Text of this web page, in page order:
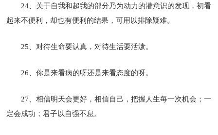
24、关于自我和超我的部分乃为动力的潜意识的发现，初看
起来不便利，却也有便利的结果，可用以排除疑难。
25、对待生命要认真，对待生活要活泼。
26、你是来看病的呀还是来看态度的呀。
27、相信明天会更好，相信自己，把握人生每一次机会；一
定会成功；君子以自强不息。